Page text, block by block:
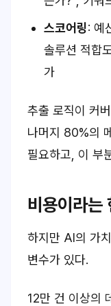
스코어링: 예
솔루션 적합
가
추출 로직이 커
나머지 80%의
필요하고, 이 부
비용이라는
하지만 AI의 가
변수가 있다.
12만 건 이상의